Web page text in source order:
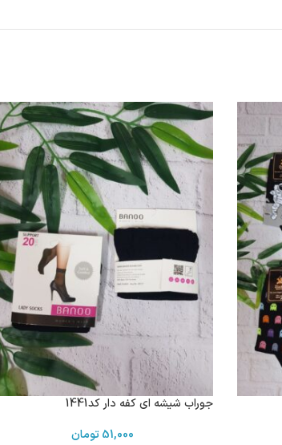
جوراب شیشه ای کفه دار کد1441
51,000 تومان